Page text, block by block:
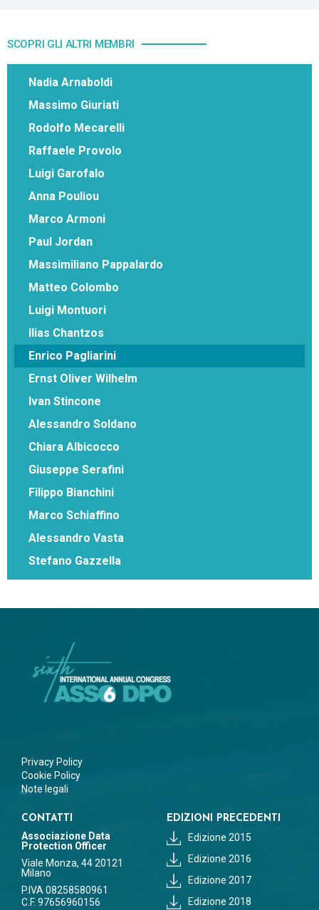
SCOPRI GLI ALTRI MEMBRI
Nadia Arnaboldi
Massimo Giuriati
Rodolfo Mecarelli
Raffaele Provolo
Luigi Garofalo
Anna Pouliou
Marco Armoni
Paul Jordan
Massimiliano Pappalardo
Matteo Colombo
Luigi Montuori
Ilias Chantzos
Enrico Pagliarini
Ernst Oliver Wilhelm
Ivan Stincone
Alessandro Soldano
Chiara Albicocco
Giuseppe Serafini
Filippo Bianchini
Marco Schiaffino
Alessandro Vasta
Stefano Gazzella
Privacy Policy
Cookie Policy
Note legali
CONTATTI
Associazione Data
Protection Officer
Viale Monza, 44 20121
Milano
P.IVA 08258580961
C.F. 97656960156
EDIZIONI PRECEDENTI
Edizione 2015
Edizione 2016
Edizione 2017
Edizione 2018